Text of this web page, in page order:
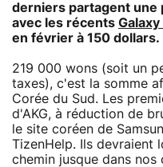
derniers partagent une
avec les récents
en février à 150 dollars.
219 000 wons (soit un
taxes), c'est la somme
Corée du Sud. Les
d'AKG, à réduction de
le site coréen de
TizenHelp. Ils devraient
chemin jusque dans